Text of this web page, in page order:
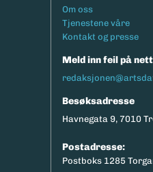
Footermeny
Om oss
Tjenestene våre
Kontakt og presse
Meld inn feil på
Besøksadresse
Havnegata 9, 7010
Postadresse:
Postboks 1285